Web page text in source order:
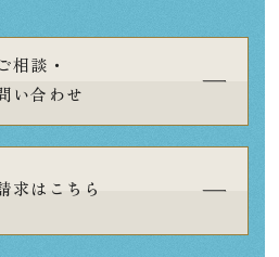
ご相談・
い合わせ
求はこちら